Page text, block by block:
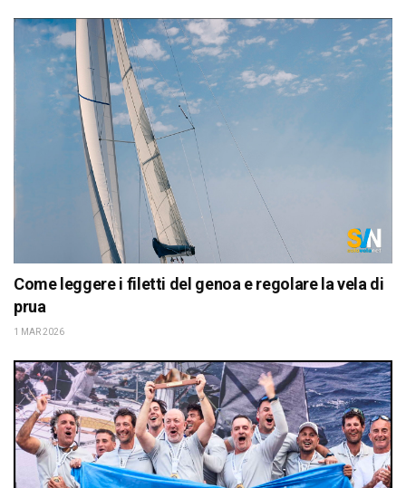
Come leggere i filetti del genoa e regolare la vela di
prua
1 MAR 2026